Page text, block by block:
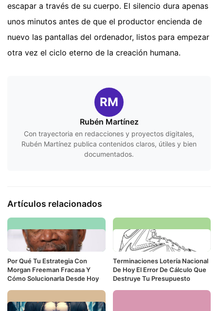
escapar a través de su cuerpo. El silencio dura apenas
unos minutos antes de que el productor encienda de
nuevo las pantallas del ordenador, listos para empezar
otra vez el ciclo eterno de la creación humana.
RM
Rubén Martínez
Con trayectoria en redacciones y proyectos digitales,
Rubén Martínez publica contenidos claros, útiles y bien
documentados.
Artículos relacionados
Por Qué Tu Estrategia Con
Morgan Freeman Fracasa Y
Cómo Solucionarla Desde Hoy
Terminaciones Lotería Nacional
De Hoy El Error De Cálculo Que
Destruye Tu Presupuesto